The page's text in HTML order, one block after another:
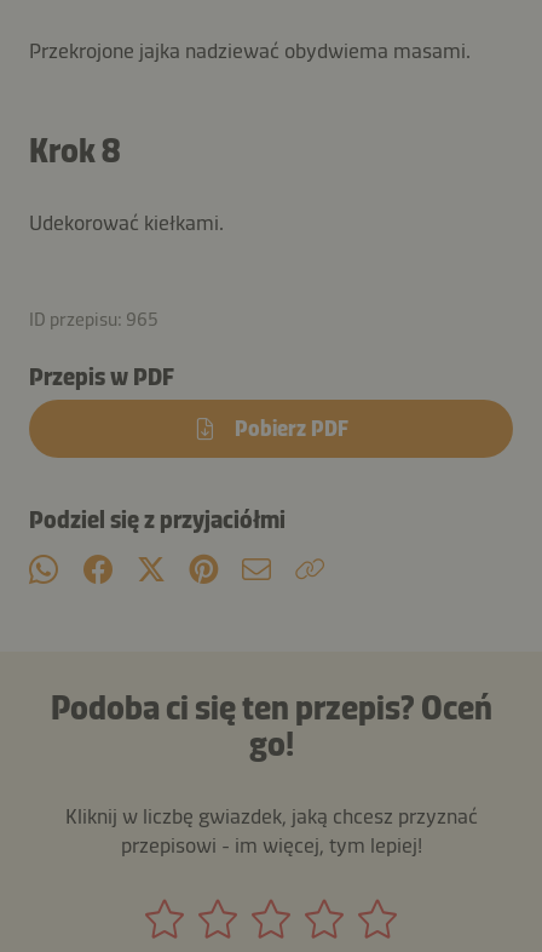
Przekrojone jajka nadziewać obydwiema masami.
Krok 8
Udekorować kiełkami.
ID przepisu: 965
Przepis w PDF
Pobierz PDF
Podziel się z przyjaciółmi
Podoba ci się ten przepis? Oceń
go!
Kliknij w liczbę gwiazdek, jaką chcesz przyznać
przepisowi - im więcej, tym lepiej!